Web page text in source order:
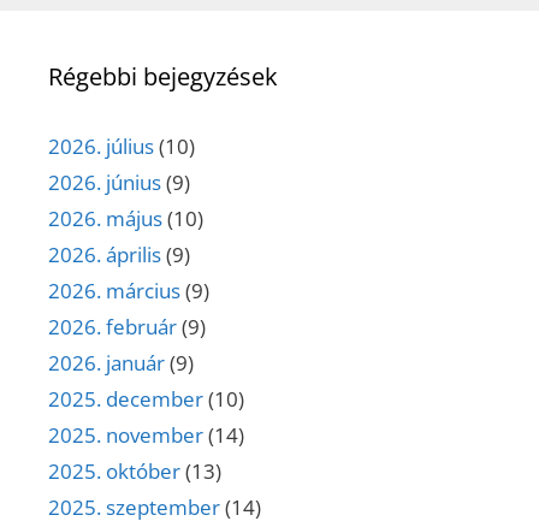
Régebbi bejegyzések
2026. július(10)
2026. június(9)
2026. május(10)
2026. április(9)
2026. március(9)
2026. február(9)
2026. január(9)
2025. december(10)
2025. november(14)
2025. október(13)
2025. szeptember(14)